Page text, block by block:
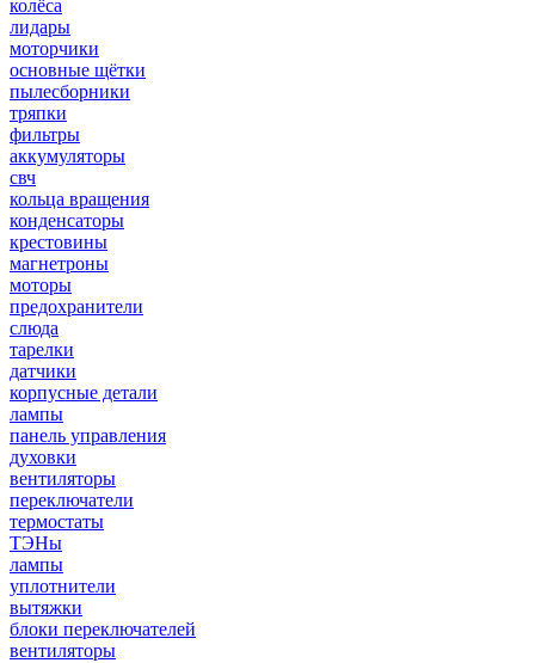
колёса
лидары
моторчики
основные щётки
пылесборники
тряпки
фильтры
аккумуляторы
свч
кольца вращения
конденсаторы
крестовины
магнетроны
моторы
предохранители
слюда
тарелки
датчики
корпусные детали
лампы
панель управления
духовки
вентиляторы
переключатели
термостаты
ТЭНы
лампы
уплотнители
вытяжки
блоки переключателей
вентиляторы